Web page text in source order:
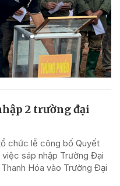
2 trường đại
chức lễ công bố Quyết
sáp nhập Trường Đại
Hóa vào Trường Đại